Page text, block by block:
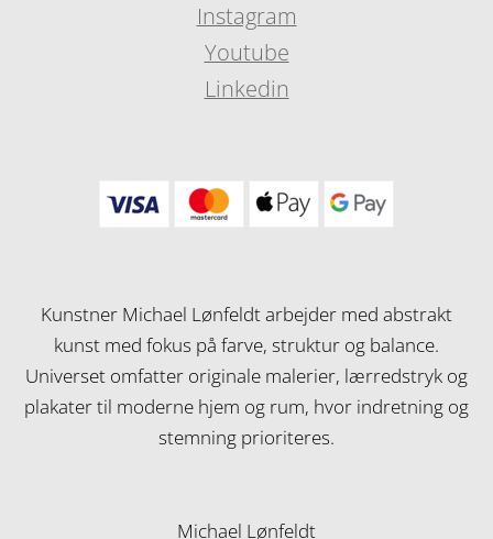
Instagram
Youtube
Linkedin
Kunstner Michael Lønfeldt arbejder med abstrakt
kunst med fokus på farve, struktur og balance.
Universet omfatter originale malerier, lærredstryk og
plakater til moderne hjem og rum, hvor indretning og
stemning prioriteres.
Michael Lønfeldt